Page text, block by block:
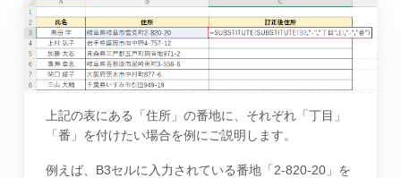
上記の表にある「住所」の番地に、それぞれ「丁目」
「番」を付けたい場合を例にご説明します。
例えば、B3セルに入力されている番地「2-820-20」を